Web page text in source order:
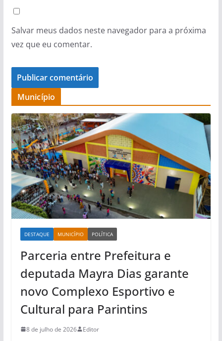
Salvar meus dados neste navegador para a próxima
vez que eu comentar.
Município
DESTAQUE MUNICÍPIO POLÍTICA
Parceria entre Prefeitura e
deputada Mayra Dias garante
novo Complexo Esportivo e
Cultural para Parintins
8 de julho de 2026 Editor